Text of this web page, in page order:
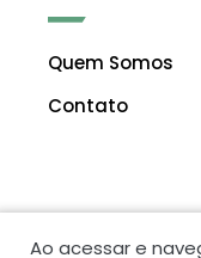
Quem Somos
Contato
Ao acessar e